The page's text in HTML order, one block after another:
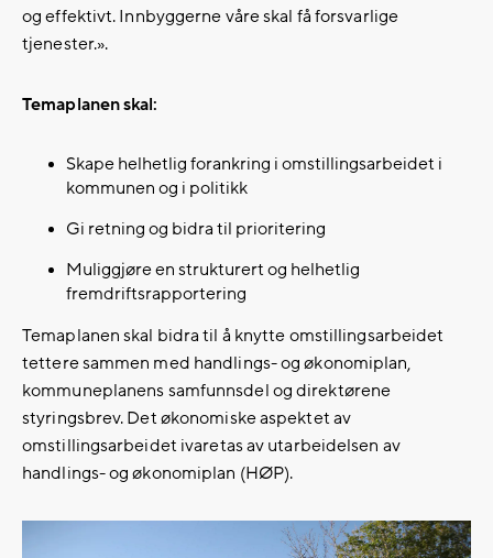
og effektivt. Innbyggerne våre skal få forsvarlige
tjenester.».
Temaplanen skal:
Skape helhetlig forankring i omstillingsarbeidet i
kommunen og i politikk
Gi retning og bidra til prioritering
Muliggjøre en strukturert og helhetlig
fremdriftsrapportering
Temaplanen skal bidra til å knytte omstillingsarbeidet
tettere sammen med handlings- og økonomiplan,
kommuneplanens samfunnsdel og direktørene
styringsbrev. Det økonomiske aspektet av
omstillingsarbeidet ivaretas av utarbeidelsen av
handlings- og økonomiplan (HØP).